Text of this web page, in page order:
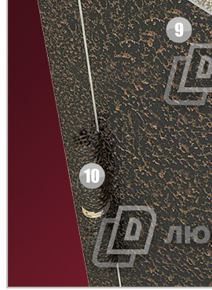
Д-33 Д-35 Н
Д-35 СС
Рисунок 9 Рисунок 10
C45 C46
C47 C48